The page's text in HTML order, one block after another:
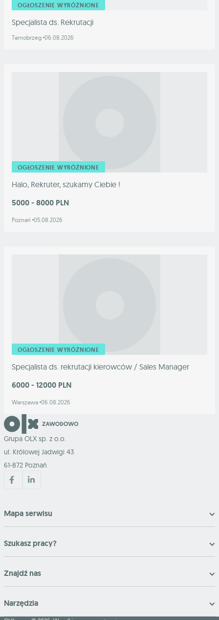
OGŁOSZENIE WYRÓŻNIONE
Specjalista ds. Rekrutacji
Tarnobrzeg 06.08.2026
OGŁOSZENIE WYRÓŻNIONE
Halo, Rekruter, szukamy Ciebie !
5000 - 8000 PLN
Poznań 05.08.2026
OGŁOSZENIE WYRÓŻNIONE
Specjalista ds. rekrutacji kierowców / Sales Manager
6000 - 12000 PLN
Warszawa 06.08.2026
Grupa OLX sp. z o.o.
ul. Królowej Jadwigi 43
61-872 Poznań
Mapa serwisu
Szukasz pracy?
Znajdź nas
Narzędzia